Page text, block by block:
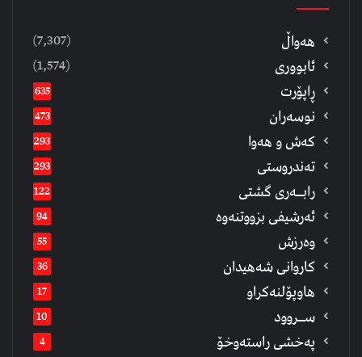
هەواڵ (7,307)
ئابووری (1,574)
ڕاپۆرت 635
نوسەران 473
كەش و هەوا 293
تەندروستی 293
رابــه‌ری گشتی 122
ئەرشیفى بزووتنەوە 94
وەرزش 55
كاروانی شەهیدان 36
هاوپۆلنەكراو 17
ســروود 10
په‌خشی راسته‌وخۆ 4